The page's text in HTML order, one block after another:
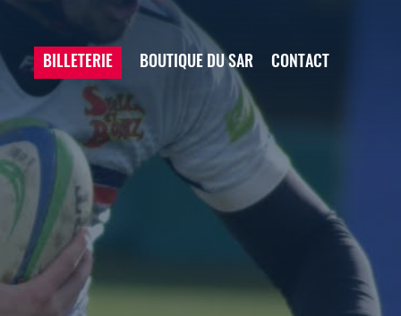
BILLETERIE BOUTIQUE DU SAR CONTACT